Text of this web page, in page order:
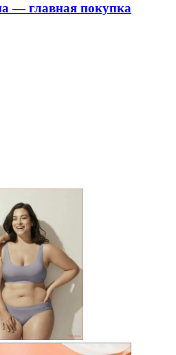
— главная покупка